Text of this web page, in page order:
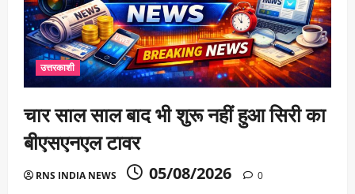
उत्तरकाशी
चार साल साल बाद भी शुरू नहीं हुआ सिरी का
बीएसएनएल टावर
RNS INDIA NEWS 05/08/2026 0